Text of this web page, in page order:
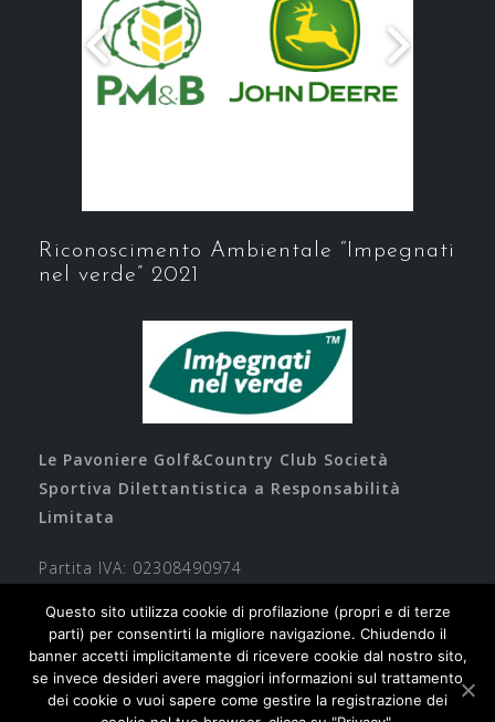
Riconoscimento Ambientale “Impegnati
nel verde” 2021
Le Pavoniere Golf&Country Club Società
Sportiva Dilettantistica a Responsabilità
Limitata
Partita IVA: 02308490974
Questo sito utilizza cookie di profilazione (propri e di terze
parti) per consentirti la migliore navigazione. Chiudendo il
banner accetti implicitamente di ricevere cookie dal nostro sito,
se invece desideri avere maggiori informazioni sul trattamento
dei cookie o vuoi sapere come gestire la registrazione dei